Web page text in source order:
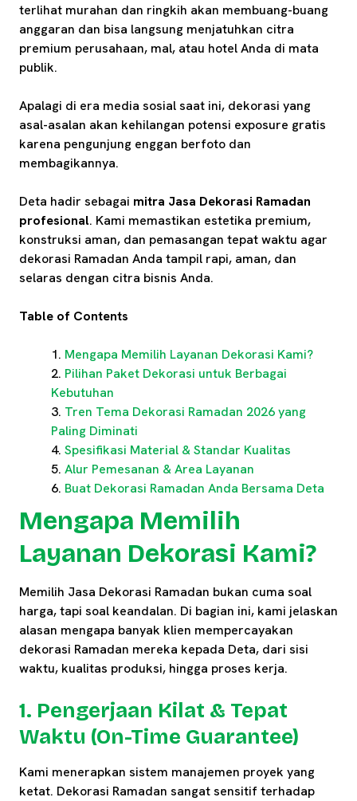
terlihat murahan dan ringkih akan membuang-buang
anggaran dan bisa langsung menjatuhkan citra
premium perusahaan, mal, atau hotel Anda di mata
publik.
Apalagi di era media sosial saat ini, dekorasi yang
asal-asalan akan kehilangan potensi exposure gratis
karena pengunjung enggan berfoto dan
membagikannya.
Deta hadir sebagai mitra Jasa Dekorasi Ramadan
profesional. Kami memastikan estetika premium,
konstruksi aman, dan pemasangan tepat waktu agar
dekorasi Ramadan Anda tampil rapi, aman, dan
selaras dengan citra bisnis Anda.
Table of Contents
Mengapa Memilih Layanan Dekorasi Kami?
Pilihan Paket Dekorasi untuk Berbagai
Kebutuhan
Tren Tema Dekorasi Ramadan 2026 yang
Paling Diminati
Spesifikasi Material & Standar Kualitas
Alur Pemesanan & Area Layanan
Buat Dekorasi Ramadan Anda Bersama Deta
Mengapa Memilih
Layanan Dekorasi Kami?
Memilih Jasa Dekorasi Ramadan bukan cuma soal
harga, tapi soal keandalan. Di bagian ini, kami jelaskan
alasan mengapa banyak klien mempercayakan
dekorasi Ramadan mereka kepada Deta, dari sisi
waktu, kualitas produksi, hingga proses kerja.
1. Pengerjaan Kilat & Tepat
Waktu (On-Time Guarantee)
Kami menerapkan sistem manajemen proyek yang
ketat. Dekorasi Ramadan sangat sensitif terhadap